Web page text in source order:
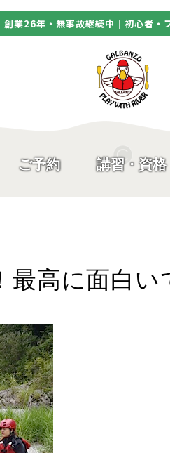
創業26年・無事故継続中｜初心者・
ご予約 講習・資格
高に面白い